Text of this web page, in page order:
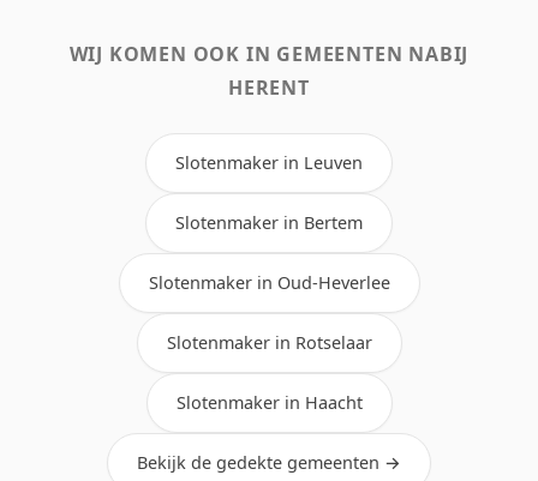
WIJ KOMEN OOK IN GEMEENTEN NABIJ
HERENT
Slotenmaker in Leuven
Slotenmaker in Bertem
Slotenmaker in Oud-Heverlee
Slotenmaker in Rotselaar
Slotenmaker in Haacht
Bekijk de gedekte gemeenten →